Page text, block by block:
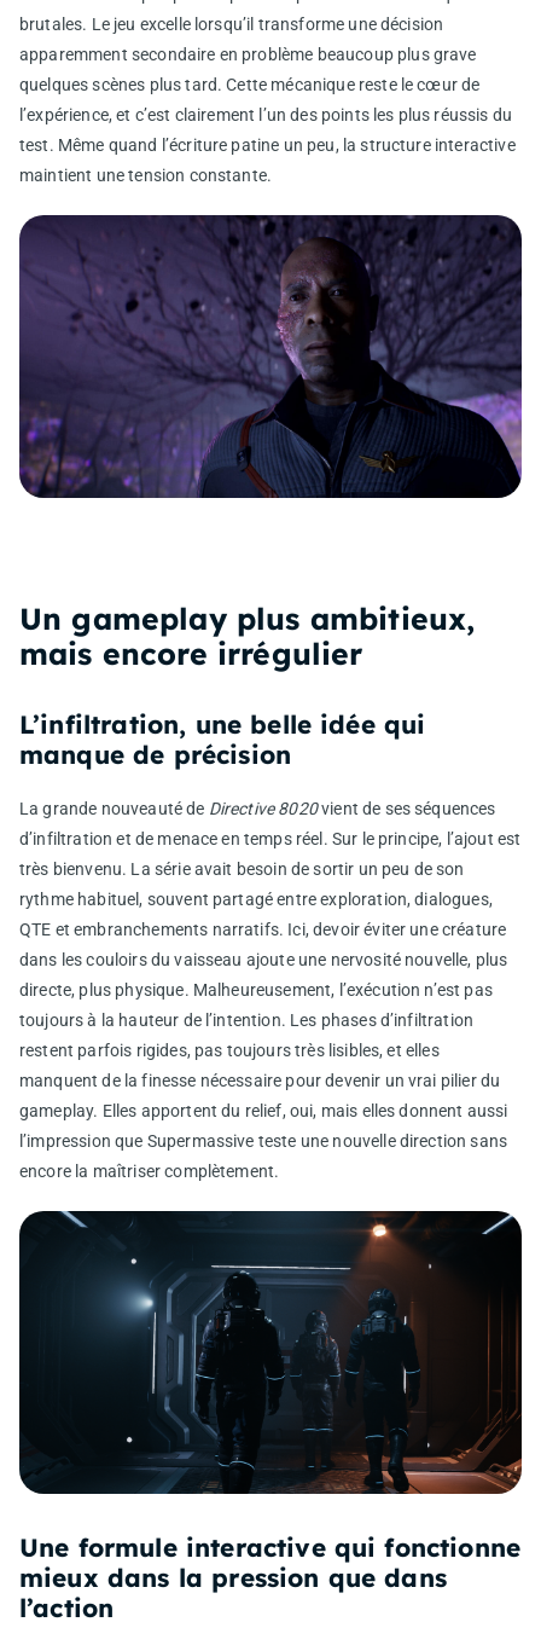
brutales. Le jeu excelle lorsqu’il transforme une décision
apparemment secondaire en problème beaucoup plus grave
quelques scènes plus tard. Cette mécanique reste le cœur de
l’expérience, et c’est clairement l’un des points les plus réussis du
test. Même quand l’écriture patine un peu, la structure interactive
maintient une tension constante.
Un gameplay plus ambitieux,
mais encore irrégulier
L’infiltration, une belle idée qui
manque de précision
La grande nouveauté de Directive 8020vient de ses séquences
d’infiltration et de menace en temps réel. Sur le principe, l’ajout est
très bienvenu. La série avait besoin de sortir un peu de son
rythme habituel, souvent partagé entre exploration, dialogues,
QTE et embranchements narratifs. Ici, devoir éviter une créature
dans les couloirs du vaisseau ajoute une nervosité nouvelle, plus
directe, plus physique. Malheureusement, l’exécution n’est pas
toujours à la hauteur de l’intention. Les phases d’infiltration
restent parfois rigides, pas toujours très lisibles, et elles
manquent de la finesse nécessaire pour devenir un vrai pilier du
gameplay. Elles apportent du relief, oui, mais elles donnent aussi
l’impression que Supermassive teste une nouvelle direction sans
encore la maîtriser complètement.
Une formule interactive qui fonctionne
mieux dans la pression que dans
l’action